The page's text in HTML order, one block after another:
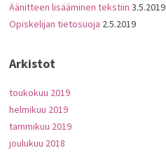
Äänitteen lisääminen tekstiin 3.5.2019
Opiskelijan tietosuoja 2.5.2019
Arkistot
toukokuu 2019
helmikuu 2019
tammikuu 2019
joulukuu 2018